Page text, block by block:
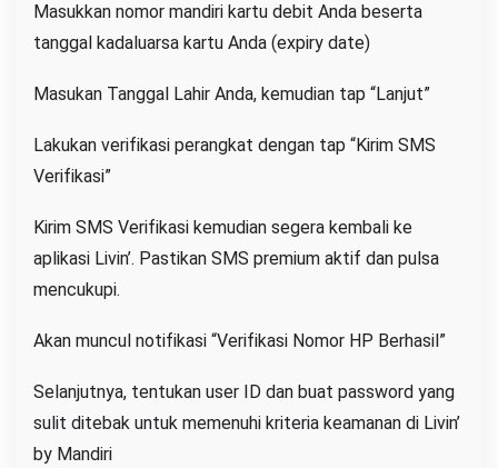
Masukkan nomor mandiri kartu debit Anda beserta
tanggal kadaluarsa kartu Anda (expiry date)
Masukan Tanggal Lahir Anda, kemudian tap “Lanjut”
Lakukan verifikasi perangkat dengan tap “Kirim SMS
Verifikasi”
Kirim SMS Verifikasi kemudian segera kembali ke
aplikasi Livin’. Pastikan SMS premium aktif dan pulsa
mencukupi.
Akan muncul notifikasi “Verifikasi Nomor HP Berhasil”
Selanjutnya, tentukan user ID dan buat password yang
sulit ditebak untuk memenuhi kriteria keamanan di Livin’
by Mandiri